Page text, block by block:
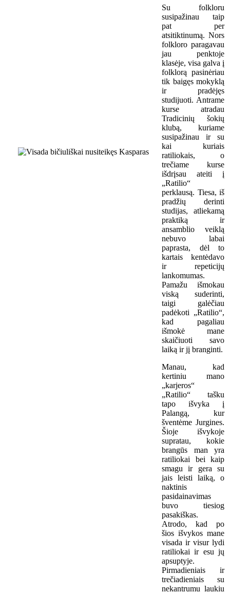
Su folkloru
susipažinau taip
pat per
atsitiktinumą. Nors
folkloro paragavau
jau penktoje
klasėje, visa galva į
folklorą pasinėriau
tik baigęs mokyklą
ir pradėjęs
studijuoti. Antrame
kurse atradau
Tradicinių šokių
klubą, kuriame
susipažinau ir su
kai kuriais
ratiliokais, o
trečiame kurse
išdrįsau ateiti į
„Ratilio“
perklausą. Tiesa, iš
pradžių derinti
studijas, atliekamą
praktiką ir
ansamblio veiklą
nebuvo labai
paprasta, dėl to
kartais kentėdavo
ir repeticijų
lankomumas.
Pamažu išmokau
viską suderinti,
taigi galėčiau
padėkoti „Ratilio“,
kad pagaliau
išmokė mane
skaičiuoti savo
laiką ir jį branginti.
Manau, kad
kertiniu mano
„karjeros“
„Ratilio“ tašku
tapo išvyka į
Palangą, kur
šventėme Jurgines.
Šioje išvykoje
supratau, kokie
brangūs man yra
ratiliokai bei kaip
smagu ir gera su
jais leisti laiką, o
naktinis
pasidainavimas
buvo tiesiog
pasakiškas.
Atrodo, kad po
šios išvykos mane
visada ir visur lydi
ratiliokai ir esu jų
apsuptyje.
Pirmadieniais ir
trečiadieniais su
nekantrumu laukiu